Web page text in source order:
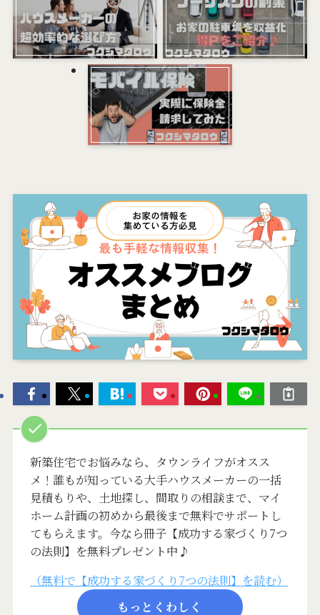
. .
.
新築住宅でお悩みなら、タウンライフがオスス
メ！誰もが知っている大手ハウスメーカーの一括
見積もりや、土地探し、間取りの相談まで、マイ
ホーム計画の初めから最後まで無料でサポートし
てもらえます。今なら冊子【成功する家づくり7つ
の法則】を無料プレゼント中♪
（無料で【成功する家づくり7つの法則】を読む）
もっとくわしく